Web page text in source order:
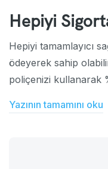
Hepiyi
Hepiyi tamamlayıcı
ödeyerek sahip
poliçenizi kullanarak
Yazının tamamını oku